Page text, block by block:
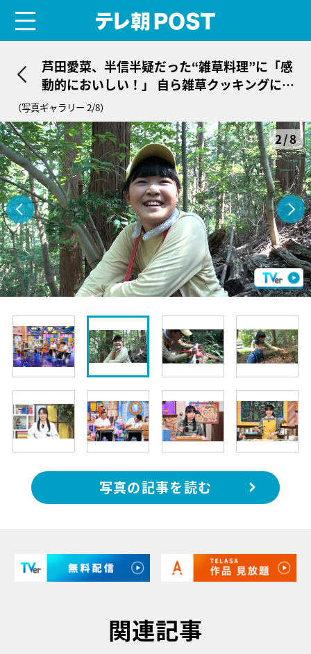
芦田愛菜、半信半疑だった“雑草料理”に「感
動的においしい！」 自ら雑草クッキングにも
挑戦
（写真ギャラリー 2/8）
2/8
写真の記事を読む
関連記事